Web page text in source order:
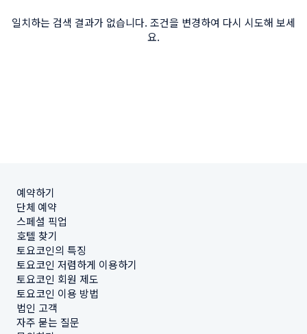
일치하는 검색 결과가 없습니다. 조건을 변경하여 다시 시도해 보세
요.
예약하기
단체 예약
스페셜 픽업
호텔 찾기
토요코인의 특징
토요코인 저렴하게 이용하기
토요코인 회원 제도
토요코인 이용 방법
법인 고객
자주 묻는 질문